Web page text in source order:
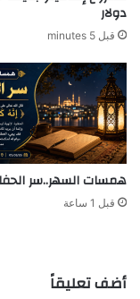
دولار
قبل 5 minutes
همسات السهر..سر
قبل 1 ساعة
أضف تعليقاً